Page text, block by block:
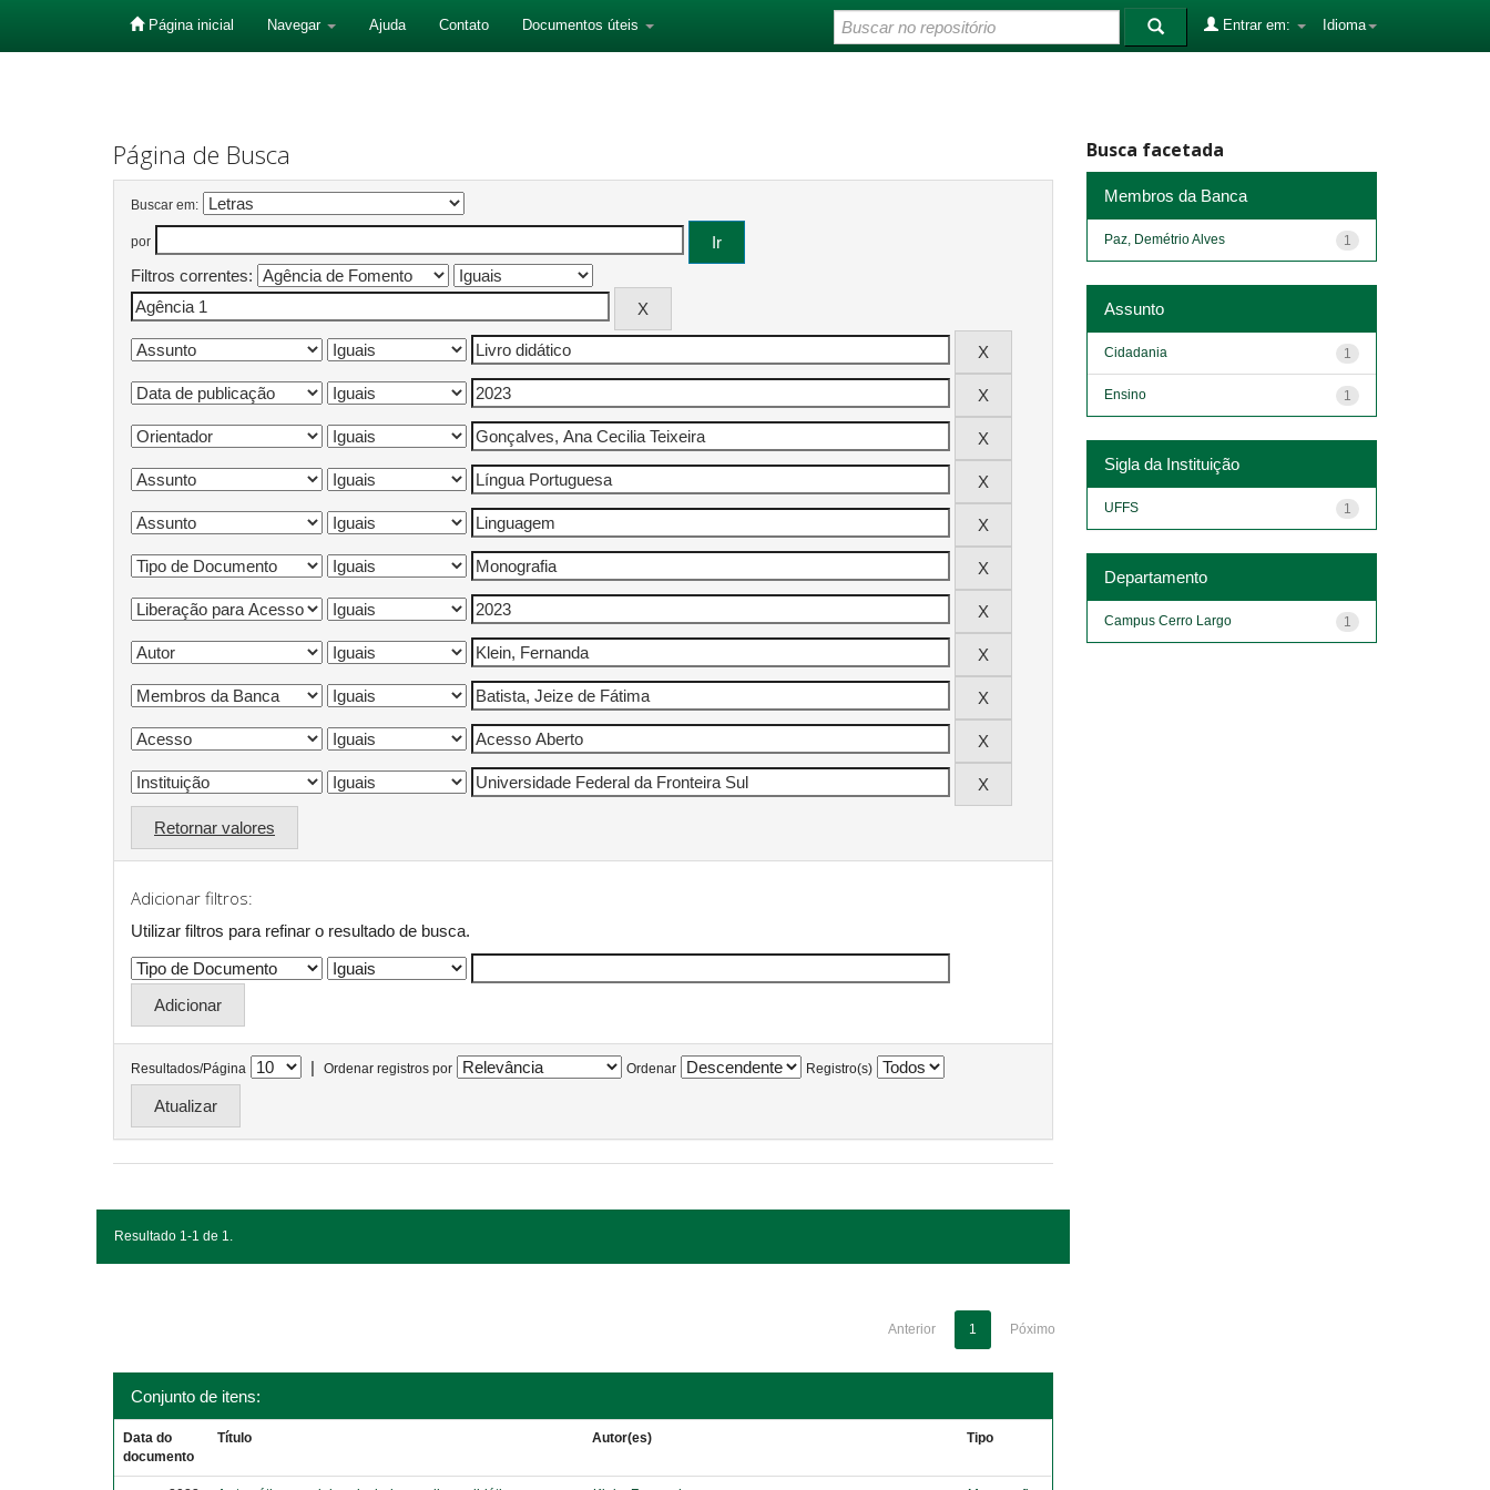
Página inicial Navegar Ajuda Contato Documentos úteis Idioma
Entrar em:
Página de Busca
Buscar em:
por
Filtros correntes:
Retornar valores
Adicionar filtros:
Utilizar filtros para refinar o resultado de busca.
Resultados/Página | Ordenar registros por Ordenar Registro(s)
Resultado 1-1 de 1.
Anterior 1 Póximo
Conjunto de itens:
Data do
documento
Título Autor(es) Tipo
Busca facetada
Membros da Banca
1
Paz, Demétrio Alves
Assunto
1
Cidadania
1
Ensino
Sigla da Instituição
1
UFFS
Departamento
1
Campus Cerro Largo